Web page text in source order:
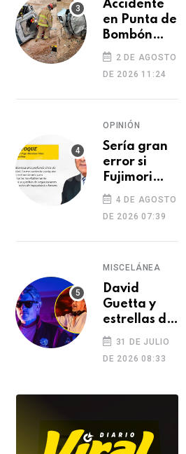
Accidente
en Punta de
Bombón
deja un
muerto y
dos heridos
2 DE AGOSTO
DE 2026 11:24
OPINIÓN
Sería gran
error si
Fujimori
indulta a
Castillo o
Toledo
4 DE AGOSTO
DE 2026 07:39
MISCELÁNEA
David
Guetta y
estrellas de
la música
despiden a
DJ Kavinsky
inesperada
31 DE JULIO
DE 2026 08:33